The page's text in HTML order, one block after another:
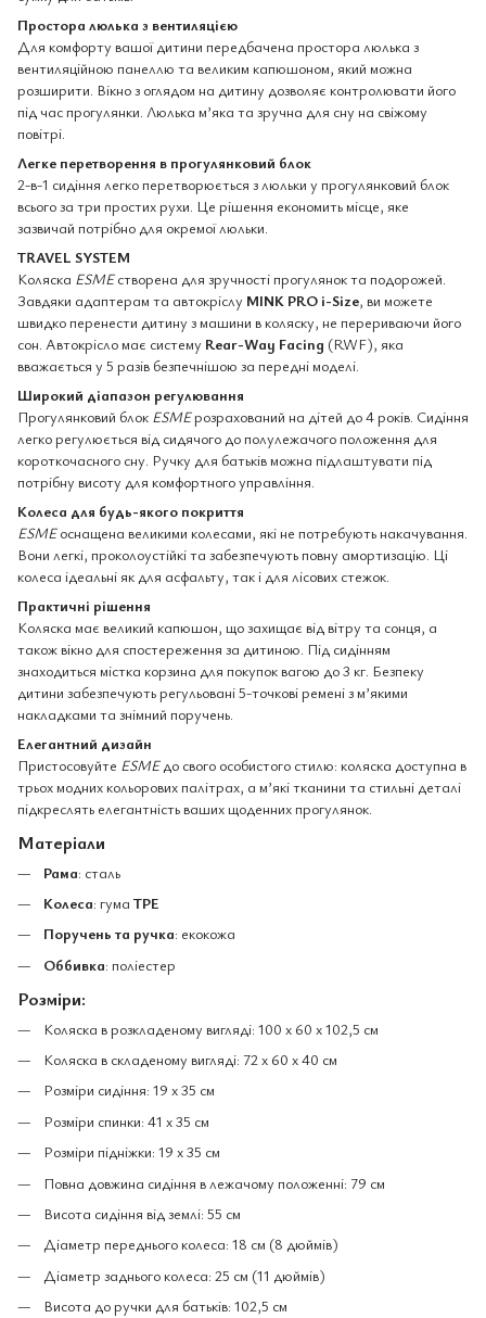
Простора люлька з вентиляцією
Для комфорту вашої дитини передбачена простора люлька з
вентиляційною панеллю та великим капюшоном, який можна
розширити. Вікно з оглядом на дитину дозволяє контролювати його
під час прогулянки. Люлька м’яка та зручна для сну на свіжому
повітрі.
Легке перетворення в прогулянковий блок
2-в-1 сидіння легко перетворюється з люльки у прогулянковий блок
всього за три простих рухи. Це рішення економить місце, яке
зазвичай потрібно для окремої люльки.
TRAVEL SYSTEM
Коляска ESMEстворена для зручності прогулянок та подорожей.
Завдяки адаптерам та автокріслу MINK PRO i-Size, ви можете
швидко перенести дитину з машини в коляску, не перериваючи його
сон. Автокрісло має систему Rear-Way Facing (RWF), яка
вважається у 5 разів безпечнішою за передні моделі.
Широкий діапазон регулювання
Прогулянковий блок ESMEрозрахований на дітей до 4 років. Сидіння
легко регулюється від сидячого до полулежачого положення для
короткочасного сну. Ручку для батьків можна підлаштувати під
потрібну висоту для комфортного управління.
Колеса для будь-якого покриття
ESMEоснащена великими колесами, які не потребують накачування.
Вони легкі, проколоустійкі та забезпечують повну амортизацію. Ці
колеса ідеальні як для асфальту, так і для лісових стежок.
Практичні рішення
Коляска має великий капюшон, що захищає від вітру та сонця, а
також вікно для спостереження за дитиною. Під сидінням
знаходиться містка корзина для покупок вагою до 3 кг. Безпеку
дитини забезпечують регульовані 5-точкові ремені з м’якими
накладками та знімний поручень.
Елегантний дизайн
Пристосовуйте ESMEдо свого особистого стилю: коляска доступна в
трьох модних кольорових палітрах, а м’які тканини та стильні деталі
підкреслять елегантність ваших щоденних прогулянок.
Матеріали
Рама: сталь
Колеса: гума TPE
Поручень та ручка: екокожа
Оббивка: поліестер
Розміри:
Коляска в розкладеному вигляді: 100 x 60 x 102,5 см
Коляска в складеному вигляді: 72 x 60 x 40 см
Розміри сидіння: 19 x 35 см
Розміри спинки: 41 x 35 см
Розміри підніжки: 19 x 35 см
Повна довжина сидіння в лежачому положенні: 79 см
Висота сидіння від землі: 55 см
Діаметр переднього колеса: 18 см (8 дюймів)
Діаметр заднього колеса: 25 см (11 дюймів)
Висота до ручки для батьків: 102,5 см